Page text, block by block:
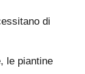
di
le piantine